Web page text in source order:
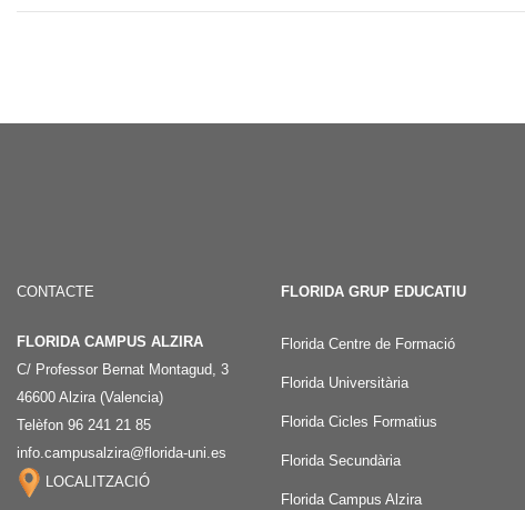
CONTACTE
FLORIDA CAMPUS ALZIRA
C/ Professor Bernat Montagud, 3
46600 Alzira (Valencia)
Telèfon 96 241 21 85
info.campusalzira@florida-uni.es
LOCALITZACIÓ
FLORIDA GRUP EDUCATIU
Florida Centre de Formació
Florida Universitària
Florida Cicles Formatius
Florida Secundària
Florida Campus Alzira